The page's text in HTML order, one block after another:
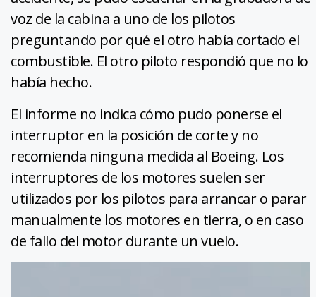
voz de la cabina a uno de los pilotos
preguntando por qué el otro había cortado el
combustible. El otro piloto respondió que no lo
había hecho.
El informe no indica cómo pudo ponerse el
interruptor en la posición de corte y no
recomienda ninguna medida al Boeing. Los
interruptores de los motores suelen ser
utilizados por los pilotos para arrancar o parar
manualmente los motores en tierra, o en caso
de fallo del motor durante un vuelo.